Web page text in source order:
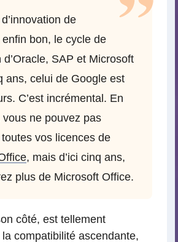
de
bon, le cycle de
d’Oracle, SAP et Microsoft
ans, celui de Google est
C’est incrémental. En
ne pouvez pas
vos licences de
, mais d’ici cinq ans,
plus de Microsoft Office.
côté, est tellement
compatibilité ascendante,